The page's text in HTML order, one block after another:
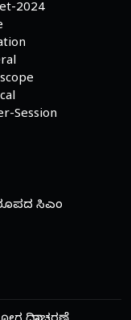
2024
Session
ಸಿಎಂ